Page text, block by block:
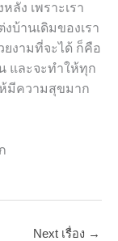
ลัง เพราะเรา
บ้านเดิมของเรา
งามที่จะได้ ก็คือ
และจะทำให้ทุก
มีความสุขมาก
Next เรื่อง →